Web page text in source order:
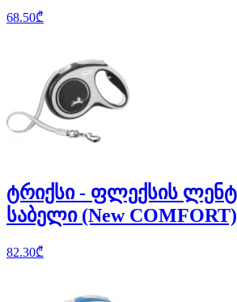
68.50₾
ტრიქსი - ფლექსის
საბელი (New
82.30₾